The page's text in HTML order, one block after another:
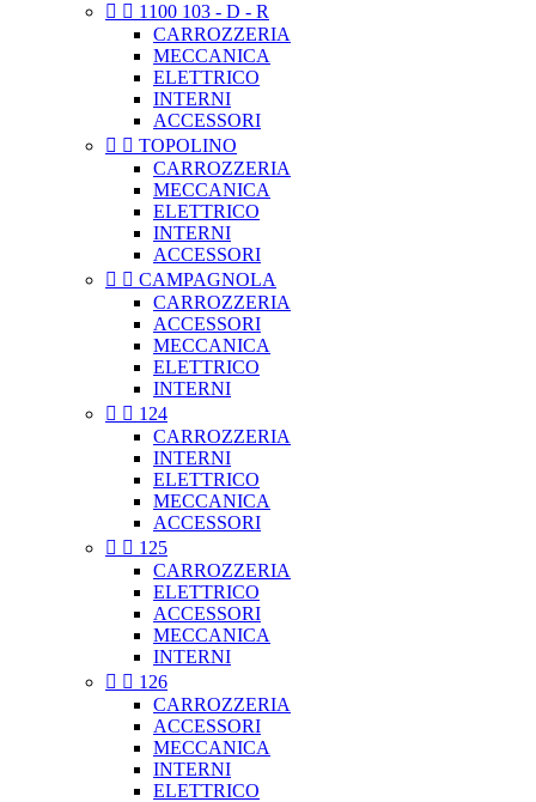
  1100 103 - D - R
CARROZZERIA
MECCANICA
ELETTRICO
INTERNI
ACCESSORI
  TOPOLINO
CARROZZERIA
MECCANICA
ELETTRICO
INTERNI
ACCESSORI
  CAMPAGNOLA
CARROZZERIA
ACCESSORI
MECCANICA
ELETTRICO
INTERNI
  124
CARROZZERIA
INTERNI
ELETTRICO
MECCANICA
ACCESSORI
  125
CARROZZERIA
ELETTRICO
ACCESSORI
MECCANICA
INTERNI
  126
CARROZZERIA
ACCESSORI
MECCANICA
INTERNI
ELETTRICO